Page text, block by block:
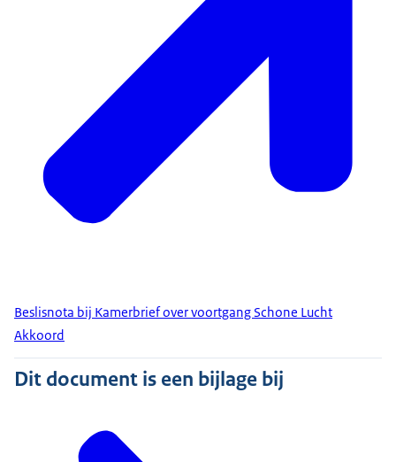
Beslisnota bij Kamerbrief over voortgang Schone Lucht
Akkoord
Dit document is een bijlage bij